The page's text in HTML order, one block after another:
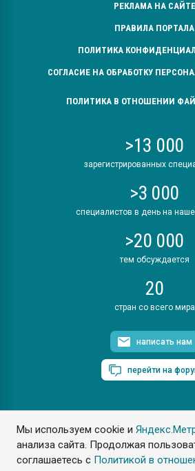
Мы используем cookie и
анализа сайта. Продолжая
соглашаетесь с Политикой в
РЕКЛАМА НА САЙТЕ
ПРАВИЛА ПОРТАЛА
ПОЛИТИКА
СОГЛАСИЕ НА ОБРАБОТКУ
ПОЛИТИКА В ОТНОШЕНИИ
>13 000
зарегистрированных
>3 000
специалистов в день на
>20 000
тем обсуждается
20
стран со всего мира
написать нам
перейти на
ПластЭксперт © 2006. Все
Разрешается копирование материалов
ссылкой на www.e-